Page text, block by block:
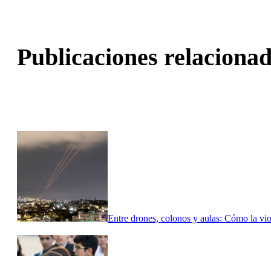
Publicaciones
Entre drones, colonos y aulas: Cómo la